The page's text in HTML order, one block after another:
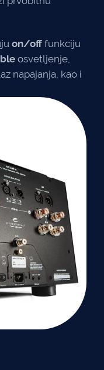
on/off funkciju
osvetljenje,
napajanja, kao i